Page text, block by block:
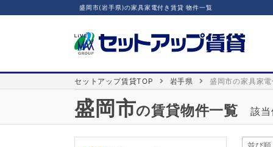
盛岡市(岩手県)の家具家電付き賃貸 物件一覧
セットアップ賃貸TOP 岩手県 盛岡市の家具家
盛岡市の賃貸物件一覧 該